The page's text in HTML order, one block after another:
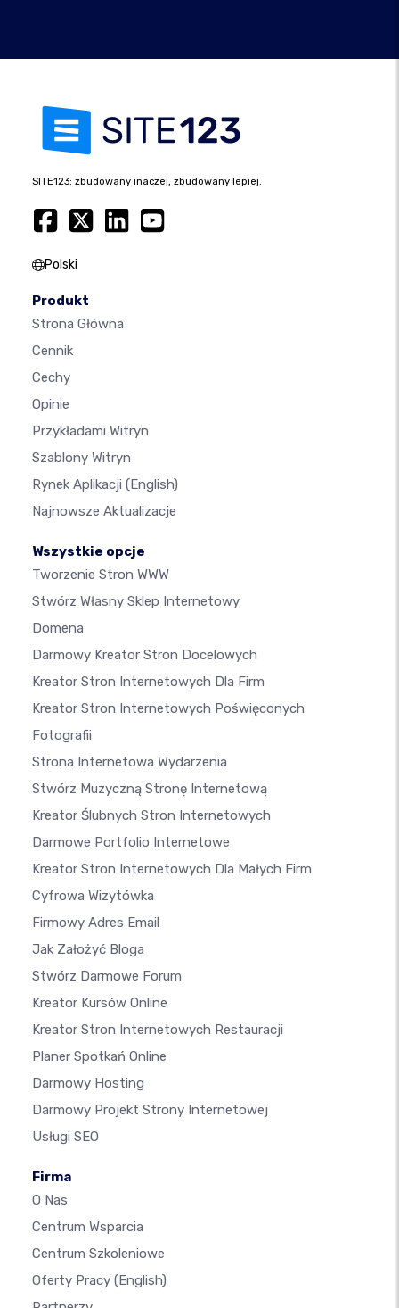
SITE123: zbudowany inaczej, zbudowany lepiej.
Polski
Produkt
Strona Główna
Cennik
Cechy
Opinie
Przykładami Witryn
Szablony Witryn
Rynek Aplikacji (English)
Najnowsze Aktualizacje
Wszystkie opcje
Tworzenie Stron WWW
Stwórz Własny Sklep Internetowy
Domena
Darmowy Kreator Stron Docelowych
Kreator Stron Internetowych Dla Firm
Kreator Stron Internetowych Poświęconych
Fotografii
Strona Internetowa Wydarzenia
Stwórz Muzyczną Stronę Internetową
Kreator Ślubnych Stron Internetowych
Darmowe Portfolio Internetowe
Kreator Stron Internetowych Dla Małych Firm
Cyfrowa Wizytówka
Firmowy Adres Email
Jak Założyć Bloga
Stwórz Darmowe Forum
Kreator Kursów Online
Kreator Stron Internetowych Restauracji
Planer Spotkań Online
Darmowy Hosting
Darmowy Projekt Strony Internetowej
Usługi SEO
Firma
O Nas
Centrum Wsparcia
Centrum Szkoleniowe
Oferty Pracy (English)